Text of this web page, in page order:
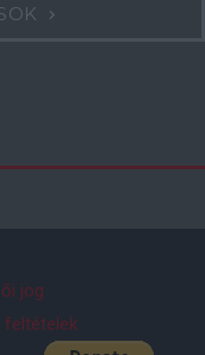
jog
feltételek